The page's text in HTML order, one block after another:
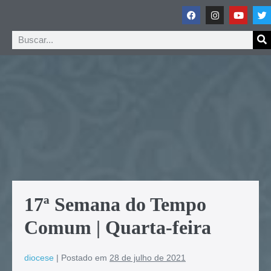
17ª Semana do Tempo
Comum | Quarta-feira
diocese | Postado em 28 de julho de 2021